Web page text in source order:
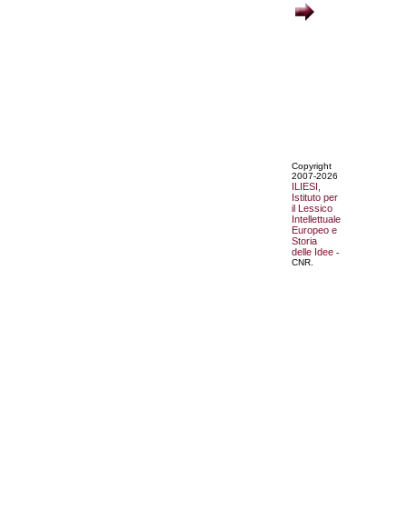
Copyright
2007-2026
ILIESI,
Istituto per
il Lessico
Intellettuale
Europeo e
Storia
delle Idee -
CNR.